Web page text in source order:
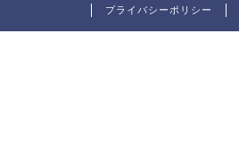
プライバシーポリシー